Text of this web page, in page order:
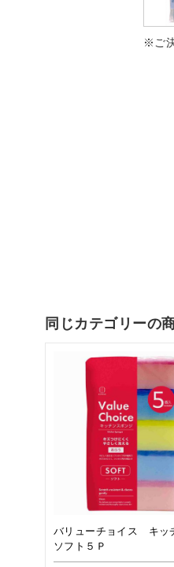
※ご
同じカテゴリーの
バリューチョイス キッ
ソフト５Ｐ